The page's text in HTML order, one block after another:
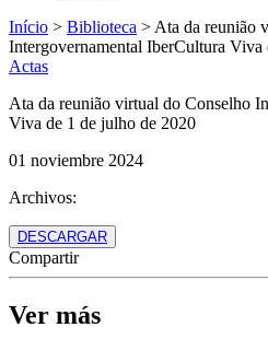
Início > Biblioteca > Ata da reunião
Intergovernamental IberCultura Viva
Actas
Ata da reunião virtual do Conselho
Viva de 1 de julho de 2020
01 noviembre 2024
Archivos:
DESCARGAR
Compartir
Ver más